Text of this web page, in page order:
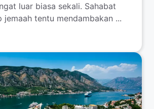
luar biasa sekali. Sahabat
jemaah tentu mendambakan ...